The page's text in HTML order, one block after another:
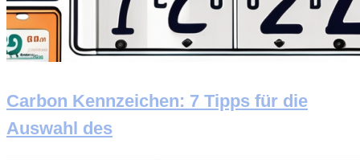
Carbon Kennzeichen: 7 Tipps für die
Auswahl des